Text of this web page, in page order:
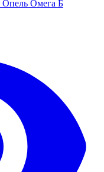
Опель Омега Б